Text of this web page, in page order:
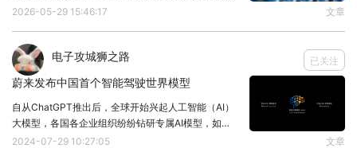
钨钢钻针直接"报废"——硬度不够、寿命骤降、孔壁质
伟达、台积电、华为锁定金刚石散热路线，
2026-05-29 15:46:17 文章
电子攻城狮之路 已关注
蔚来发布中国首个智能驾驶世界模型
自从ChatGPT推出后，全球开始兴起人工智能（AI）
大模型，各国各企业组织纷纷钻研专属AI模型，如
OpenAI的GPT-4o、百度的文心一言、阿里巴巴的通
2024-07-29 10:27:05 文章